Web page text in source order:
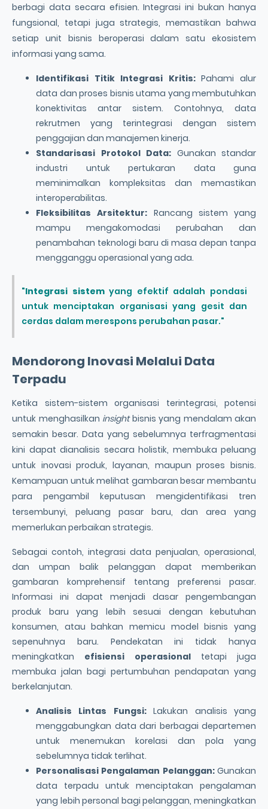
berbagi data secara efisien. Integrasi ini bukan hanya
fungsional, tetapi juga strategis, memastikan bahwa
setiap unit bisnis beroperasi dalam satu ekosistem
informasi yang sama.
Identifikasi Titik Integrasi Kritis:Pahami alur
data dan proses bisnis utama yang membutuhkan
konektivitas antar sistem. Contohnya, data
rekrutmen yang terintegrasi dengan sistem
penggajian dan manajemen kinerja.
Standarisasi Protokol Data: Gunakan standar
industri untuk pertukaran data guna
meminimalkan kompleksitas dan memastikan
interoperabilitas.
Fleksibilitas Arsitektur: Rancang sistem yang
mampu mengakomodasi perubahan dan
penambahan teknologi baru di masa depan tanpa
mengganggu operasional yang ada.
"Integrasi sistemyang efektif adalah pondasi
untuk menciptakan organisasi yang gesit dan
cerdas dalam merespons perubahan pasar."
Mendorong Inovasi Melalui Data
Terpadu
Ketika sistem-sistem organisasi terintegrasi, potensi
untuk menghasilkan insightbisnis yang mendalam akan
semakin besar. Data yang sebelumnya terfragmentasi
kini dapat dianalisis secara holistik, membuka peluang
untuk inovasi produk, layanan, maupun proses bisnis.
Kemampuan untuk melihat gambaran besar membantu
para pengambil keputusan mengidentifikasi tren
tersembunyi, peluang pasar baru, dan area yang
memerlukan perbaikan strategis.
Sebagai contoh, integrasi data penjualan, operasional,
dan umpan balik pelanggan dapat memberikan
gambaran komprehensif tentang preferensi pasar.
Informasi ini dapat menjadi dasar pengembangan
produk baru yang lebih sesuai dengan kebutuhan
konsumen, atau bahkan memicu model bisnis yang
sepenuhnya baru. Pendekatan ini tidak hanya
meningkatkan efisiensi operasional tetapi juga
membuka jalan bagi pertumbuhan pendapatan yang
berkelanjutan.
Analisis Lintas Fungsi:Lakukan analisis yang
menggabungkan data dari berbagai departemen
untuk menemukan korelasi dan pola yang
sebelumnya tidak terlihat.
Personalisasi Pengalaman Pelanggan:Gunakan
data terpadu untuk menciptakan pengalaman
yang lebih personal bagi pelanggan, meningkatkan